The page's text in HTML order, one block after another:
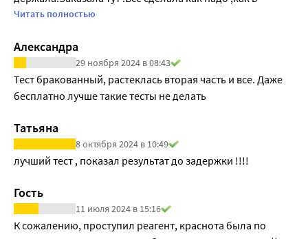
инструкции написано .И что вы думаете!? Такая же
,просто выкинула на ветер! Больше ни когда в жизни его
не куплю! Почему фото нельзя сюда загрузить? Что не
быть голосовной ,я бы показала все эти тесты!
Читать полностью
Александра
29 ноября 2024 в 08:43
Тест бракованный, растеклась вторая часть и все. Даже
бесплатно лучше такие тесты не делать
Татьяна
8 октября 2024 в 10:49
лучший тест , показал результат до задержки !!!!
Гость
11 июля 2024 в 15:16
К сожалению, проступил реагент, краснота была по